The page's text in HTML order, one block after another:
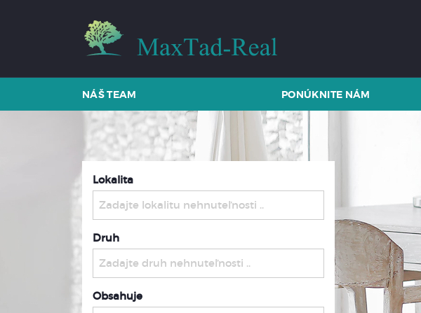
NÁŠ TEAM PONÚKNITE NÁM
Lokalita
Zadajte lokalitu nehnuteľnosti ..
Druh
Zadajte druh nehnuteľnosti ..
Obsahuje